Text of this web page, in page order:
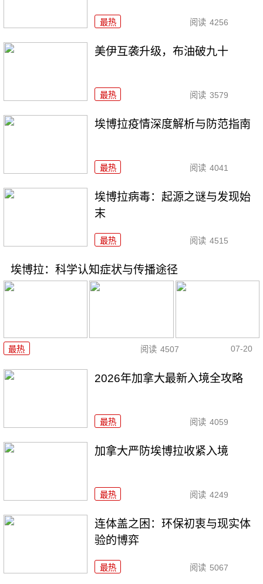
最热 阅读 4256
美伊互袭升级，布油破九十
最热 阅读 3579
埃博拉疫情深度解析与防范指南
最热 阅读 4041
埃博拉病毒：起源之谜与发现始
末
最热 阅读 4515
埃博拉：科学认知症状与传播途径
最热 阅读 4507 07-20
2026年加拿大最新入境全攻略
最热 阅读 4059
加拿大严防埃博拉收紧入境
最热 阅读 4249
连体盖之困：环保初衷与现实体
验的博弈
最热 阅读 5067